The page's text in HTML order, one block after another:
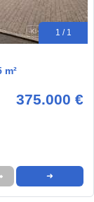
1 / 1
m²
375.000 €
➜